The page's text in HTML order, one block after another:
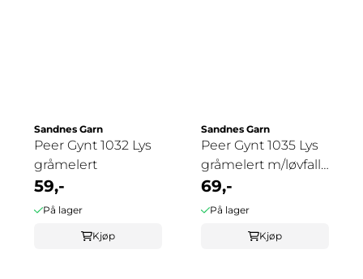
Sandnes Garn
Peer Gynt 1032 Lys
gråmelert
59,-
På lager
Kjøp
Sandnes Garn
Peer Gynt 1035 Lys
gråmelert m/løvfall
tweed
69,-
På lager
Kjøp